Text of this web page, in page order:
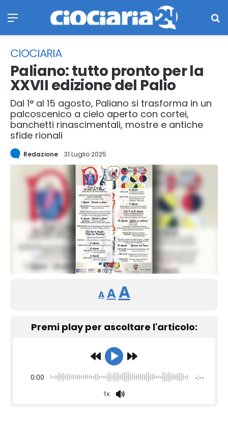
CIOCIARIA
Paliano: tutto pronto per la
XXVII edizione del Palio
Dal 1° al 15 agosto, Paliano si trasforma in un
palcoscenico a cielo aperto con cortei,
banchetti rinascimentali, mostre e antiche
sfide rionali
Redazione 31 Luglio 2025
A
Reducir
tamaño
fuente.
A Restablecer
de
fuente
AAumentar
tamaño
fuente.
Premi play per ascoltare l'articolo:
0:00 -:--
1x